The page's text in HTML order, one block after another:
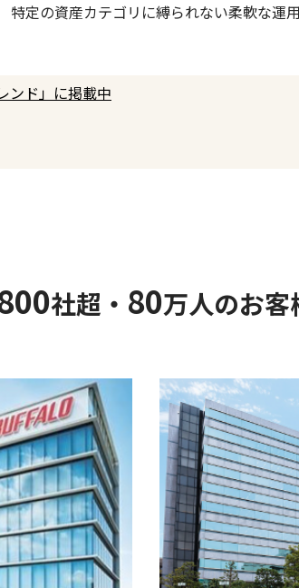
特定の資産カテゴリに縛られない柔軟な運
ンド」に掲載中
社超・ 80万人のお客